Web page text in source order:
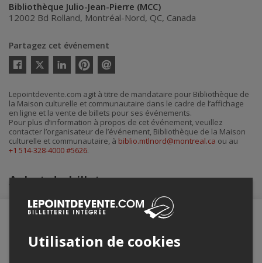
Bibliothèque Julio-Jean-Pierre (MCC)
12002 Bd Rolland, Montréal-Nord, QC, Canada
Partagez cet événement
Twitter
courriel
Lepointdevente.com agit à titre de mandataire pour Bibliothèque de
la Maison culturelle et communautaire dans le cadre de l’affichage
en ligne et la vente de billets pour ses événements.
Pour plus d’information à propos de cet événement, veuillez
contacter l’organisateur de l’événement, Bibliothèque de la Maison
culturelle et communautaire, à biblio.mtlnord@montreal.ca ou au
+1 514-328-4000 #5626.
Achat de billets
Merci de confirmer que vous n'êtes pas un
Utilisation de cookies